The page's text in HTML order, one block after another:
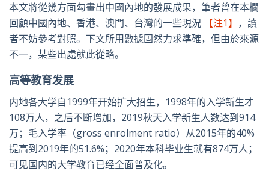
本文將從幾方面勾畫出中國內地的發展成果，筆者曾在本欄
回顧中國內地、香港、澳門、台灣的一些現況
【注1】 ，讀
者不妨參考對照。下文所用數據固然力求準確，但由於來源
不一，某些出處就此從略。
高等教育发展
内地各大学自1999年开始扩大招生，1998年的入学新生才
108万人，之后不断增加，2019秋天入学新生人数达到914
万；毛入学率（gross enrolment ratio）从2015年的40%
提高到2019年的51.6%；2020年本科毕业生就有874万人；
可见国内的大学教育已经全面普及化。